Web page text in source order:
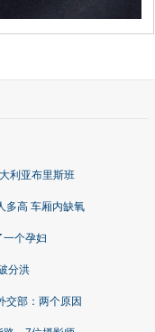
利亚布里斯班
多高 车厢内缺氧
一个孕妇
分洪
交部：两个原因